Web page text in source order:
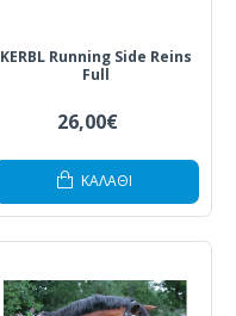
KERBL Running Side Reins
Full
26,00€
ΚΑΛΆΘΙ